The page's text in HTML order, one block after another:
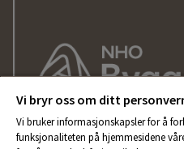
Vi bryr oss om ditt
Vi bruker informasjonskapsler for å
funksjonaliteten på hjemmesidene